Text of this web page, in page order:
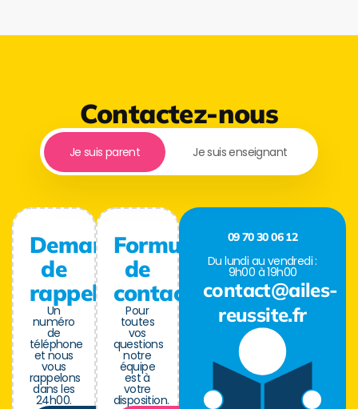
Contactez-nous
Je suis parent Je suis enseignant
Demande
de
rappel
Un
numéro
de
téléphone
et nous
vous
rappelons
dans les
24h00.
Formulaire
de
contact
Pour
toutes
vos
questions
notre
équipe
est à
votre
disposition.
09 70 30 06 12
Du lundi au vendredi :
9h00 à 19h00
contact@ailes-
reussite.fr